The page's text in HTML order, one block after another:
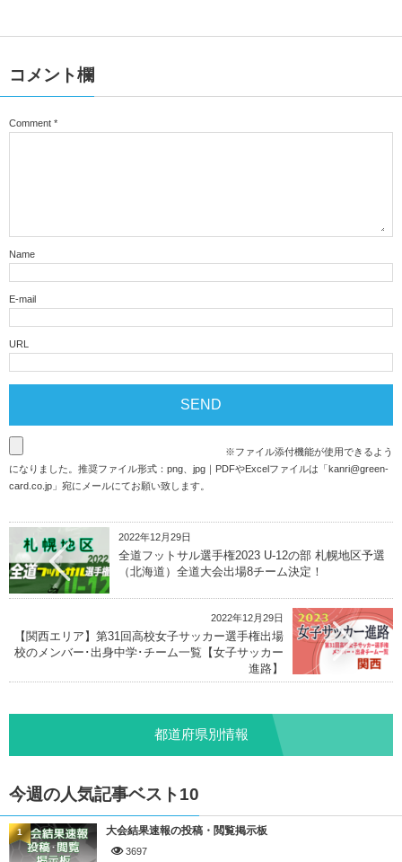
コメント欄
Comment *
Name
E-mail
URL
※ファイル添付機能が使用できるよう
になりました。推奨ファイル形式：png、jpg｜PDFやExcelファイルは「kanri@green-
card.co.jp 」宛にメールにてお願い致します。
2022年12月29日
全道フットサル選手権2023 U-12の部 札幌地区予選
（北海道）全道大会出場8チーム決定！
2022年12月29日
【関西エリア】第31回高校女子サッカー選手権出場
校のメンバー･出身中学･チーム一覧【女子サッカー
進路】
都道府県別情報
今週の人気記事ベスト10
大会結果速報の投稿・閲覧掲示板
3697
1